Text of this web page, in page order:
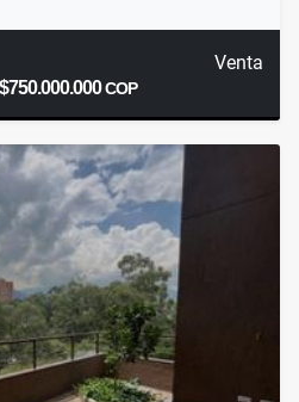
Venta
$750.000.000COP